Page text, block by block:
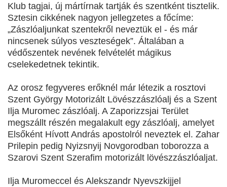
Klub tagjai, új mártírnak tartják és szentként tisztelik.
Sztesin cikkének nagyon jellegzetes a főcíme:
„Zászlóaljunkat szentekről neveztük el - és már
nincsenek súlyos veszteségek”. Általában a
védőszentek nevének felvételét mágikus
cselekedetnek tekintik.
Az orosz fegyveres erőknél már létezik a rosztovi
Szent György Motorizált Lövészzászlóalj és a Szent
Ilja Muromec zászlóalj. A Zaporizzsjai Terület
megszállt részén megalakult egy zászlóalj, amelyet
Elsőként Hívott András apostolról neveztek el. Zahar
Prilepin pedig Nyizsnyij Novgorodban toborozza a
Szarovi Szent Szerafim motorizált lövészzászlóaljat.
Ilja Muromeccel és Alekszandr Nyevszkijjel